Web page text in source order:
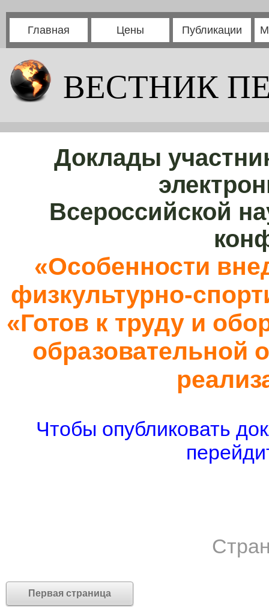
Главная Цены Публикации
ВЕСТНИК
Доклады
Всероссийской
«Особенности
физкультурно-
«Готов к труду и
образовательной
Чтобы опубликовать
Первая страница